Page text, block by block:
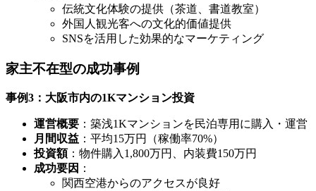
伝統文化体験の提供（茶道、書道教室）
外国人観光客への文化的価値提供
SNSを活用した効果的なマーケティング
家主不在型の成功事例
事例3：大阪市内の1Kマンション投資
運営概要 ：築浅1Kマンションを民泊専用に購入・運営
月間収益 ：平均15万円（稼働率70%）
投資額：物件購入1,800万円、内装費150万円
成功要因 ：
関西空港からのアクセスが良好